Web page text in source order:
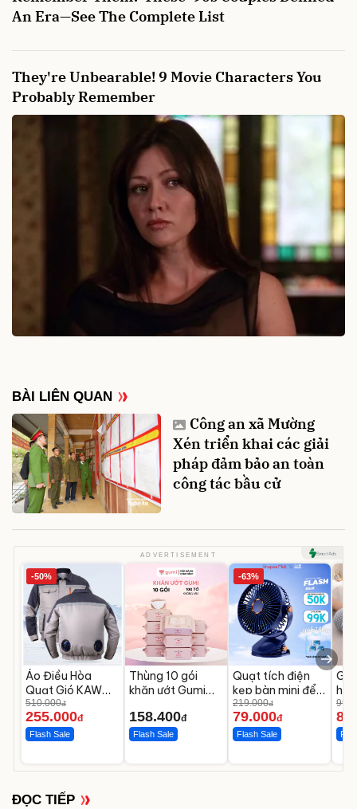
BÀI LIÊN QUAN
Công an xã Mường
Xén triển khai các giải
pháp đảm bảo an toàn
công tác bầu cử
ADVERTISEMENT
-50%
Áo Điều Hòa
Quạt Gió KAW
Chưa Bao Gồm
Phụ Kiện Và Pin
510.000đ
255.000đ
Flash Sale
Thùng 10 gói
khăn ướt Gumi
parabens cao
cấp
158.400đ
Flash Sale
-63%
Quạt tích điện
kẹp bàn mini để
bàn
219.000đ
79.000đ
Flash Sale
cổ
ĐỌC TIẾP